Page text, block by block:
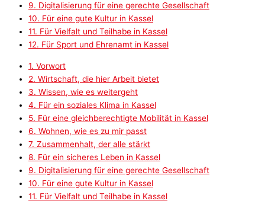
9. Digitalisierung für eine gerechte Gesellschaft
10. Für eine gute Kultur in Kassel
11. Für Vielfalt und Teilhabe in Kassel
12. Für Sport und Ehrenamt in Kassel
1. Vorwort
2. Wirtschaft, die hier Arbeit bietet
3. Wissen, wie es weitergeht
4. Für ein soziales Klima in Kassel
5. Für eine gleichberechtigte Mobilität in Kassel
6. Wohnen, wie es zu mir passt
7. Zusammenhalt, der alle stärkt
8. Für ein sicheres Leben in Kassel
9. Digitalisierung für eine gerechte Gesellschaft
10. Für eine gute Kultur in Kassel
11. Für Vielfalt und Teilhabe in Kassel